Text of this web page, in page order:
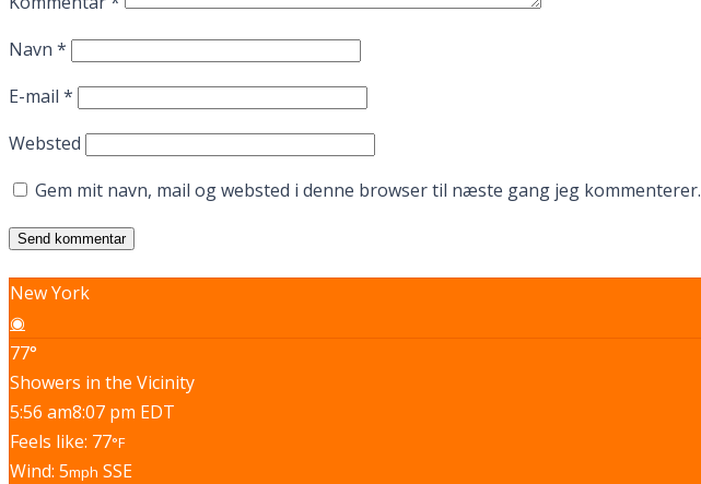
Navn *
E-mail *
Websted
Gem mit navn, mail og websted i denne browser til næste gang jeg kommenterer.
New York
◉
77°
Showers in the Vicinity
5:56 am8:07 pm EDT
Feels like: 77°F
Wind: 5mph SSE